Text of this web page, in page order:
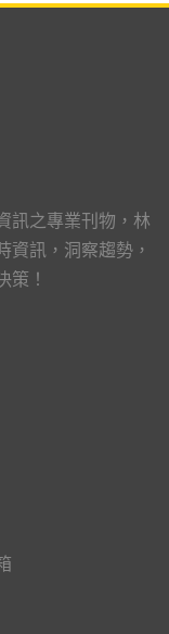
訊之專業刊物，林
資訊，洞察趨勢，
策！